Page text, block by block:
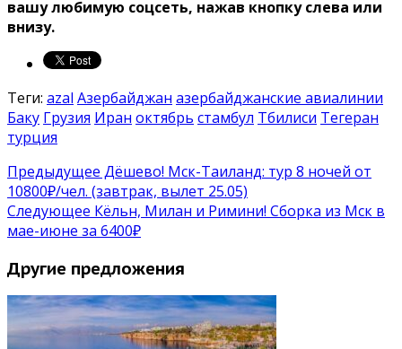
вашу любимую соцсеть, нажав кнопку слева или
внизу.
Теги: azal Азербайджан азербайджанские авиалинии
Баку Грузия Иран октябрь стамбул Тбилиси Тегеран
турция
Предыдущее Дёшево! Мск-Таиланд: тур 8 ночей от
10800₽/чел. (завтрак, вылет 25.05)
Следующее Кёльн, Милан и Римини! Сборка из Мск в
мае-июне за 6400₽
Другие предложения